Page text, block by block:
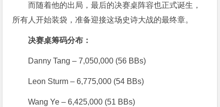
而随着他的出局，最后的决赛桌阵容也正式诞生，
所有人开始装袋，准备迎接这场史诗大战的最终章。
决赛桌筹码分布：
Danny Tang – 7,050,000 (56 BBs)
Leon Sturm – 6,775,000 (54 BBs)
Wang Ye – 6,425,000 (51 BBs)